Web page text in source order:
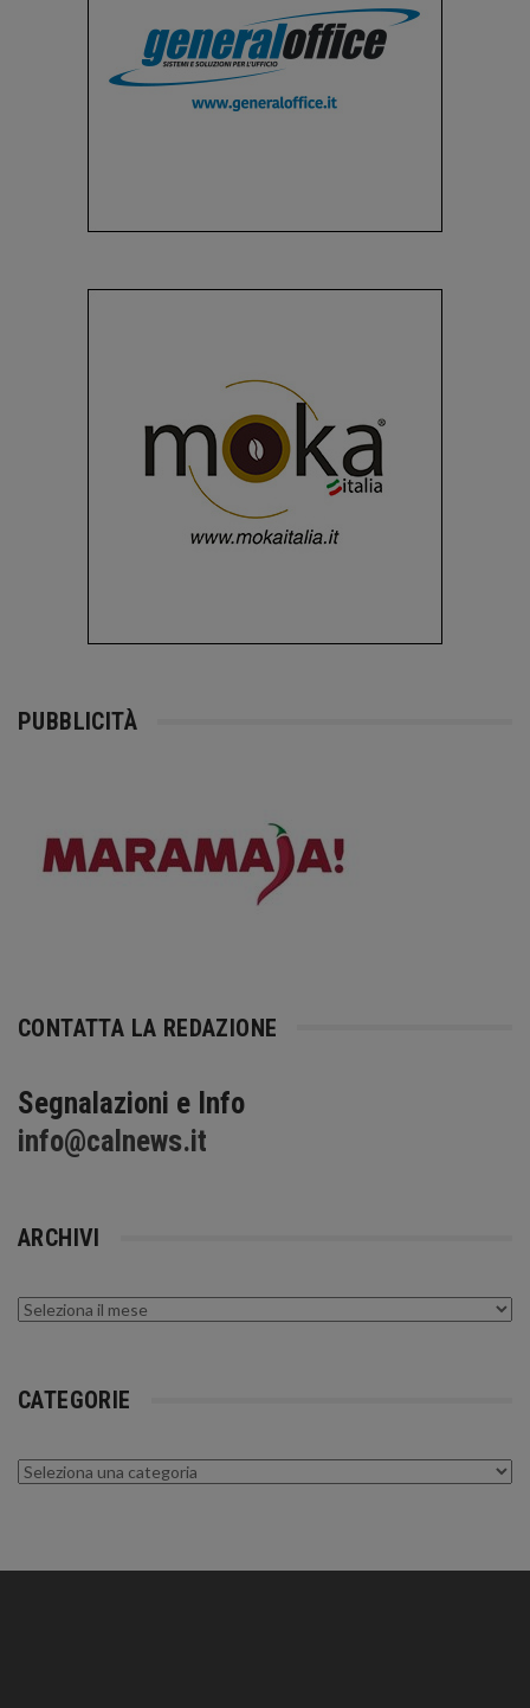
PUBBLICITÀ
CONTATTA LA REDAZIONE
Segnalazioni e Info
info@calnews.it
ARCHIVI
Archivi
CATEGORIE
Categorie